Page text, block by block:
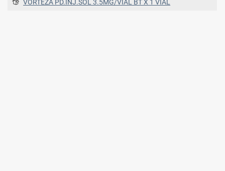
VORTEZA PD.INJ.SOL 3.5MG/VIAL BT X 1 VIAL